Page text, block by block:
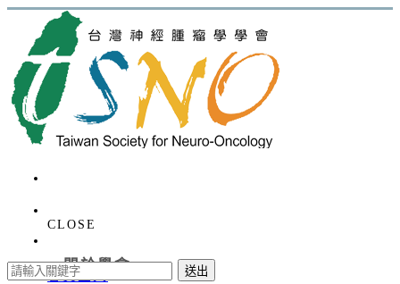
會員登入
CLOSE
關於學會 送出